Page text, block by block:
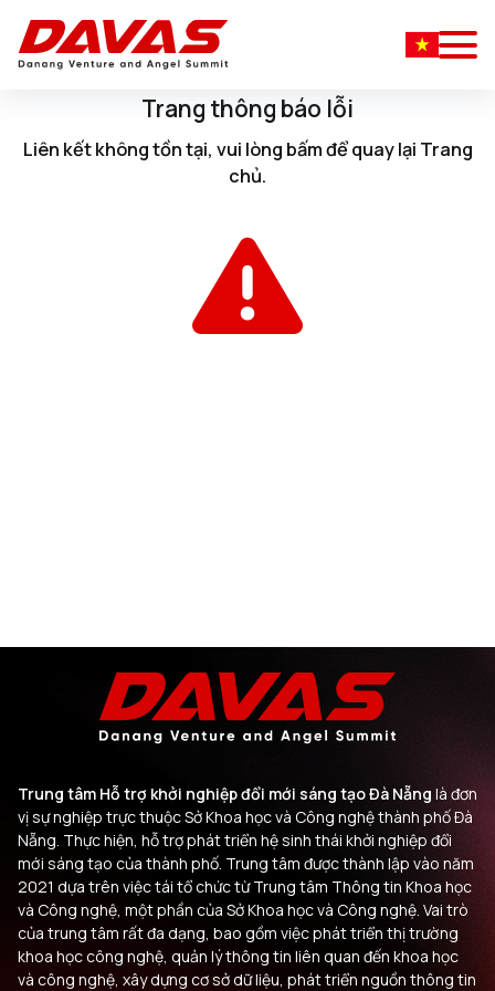
Trang thông báo lỗi
Liên kết không tồn tại, vui lòng bấmđể quay lại Trang
chủ.
Trung tâm Hỗ trợ khởi nghiệp đổi mới sáng tạo Đà Nẵng là đơn
vị sự nghiệp trực thuộc Sở Khoa học và Công nghệ thành phố Đà
Nẵng. Thực hiện, hỗ trợ phát triển hệ sinh thái khởi nghiệp đổi
mới sáng tạo của thành phố. Trung tâm được thành lập vào năm
2021 dựa trên việc tái tổ chức từ Trung tâm Thông tin Khoa học
và Công nghệ, một phần của Sở Khoa học và Công nghệ. Vai trò
của trung tâm rất đa dạng, bao gồm việc phát triển thị trường
khoa học công nghệ, quản lý thông tin liên quan đến khoa học
và công nghệ, xây dựng cơ sở dữ liệu, phát triển nguồn thông tin